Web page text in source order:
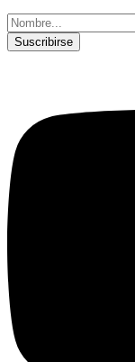
Suscribirse